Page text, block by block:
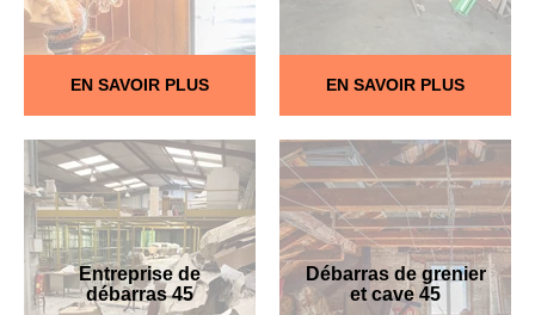
EN SAVOIR PLUS EN SAVOIR PLUS
Entreprise de
débarras 45
Débarras de grenier
et cave 45